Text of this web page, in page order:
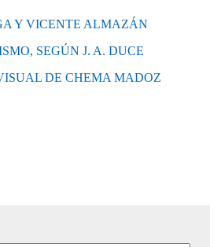
Y VICENTE ALMAZÁN
SEGÚN J. A. DUCE
DE CHEMA MADOZ